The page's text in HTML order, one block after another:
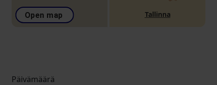
Open map Tallinna
Päivämäärä